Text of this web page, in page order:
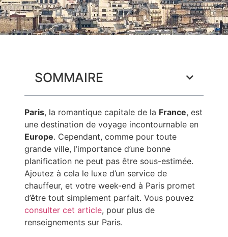
SOMMAIRE
Paris, la romantique capitale de la France, est
une destination de voyage incontournable en
Europe. Cependant, comme pour toute
grande ville, l’importance d’une bonne
planification ne peut pas être sous-estimée.
Ajoutez à cela le luxe d’un service de
chauffeur, et votre week-end à Paris promet
d’être tout simplement parfait. Vous pouvez
consulter cet article, pour plus de
renseignements sur Paris.